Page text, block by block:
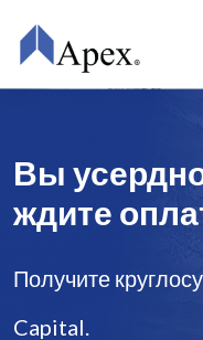
Вы
ждите
Получите
Capital.